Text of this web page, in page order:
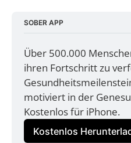
SOBER APP
Über 500.000
ihren Fortschritt zu
motiviert in der
Kostenlos für iPhone.
Kostenlos